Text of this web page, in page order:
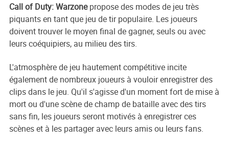
Call of Duty: Warzonepropose des modes de jeu très
piquants en tant que jeu de tir populaire. Les joueurs
doivent trouver le moyen final de gagner, seuls ou avec
leurs coéquipiers, au milieu des tirs.
L'atmosphère de jeu hautement compétitive incite
également de nombreux joueurs à vouloir enregistrer des
clips dans le jeu. Qu'il s'agisse d'un moment fort de mise à
mort ou d'une scène de champ de bataille avec des tirs
sans fin, les joueurs seront motivés à enregistrer ces
scènes et à les partager avec leurs amis ou leurs fans.